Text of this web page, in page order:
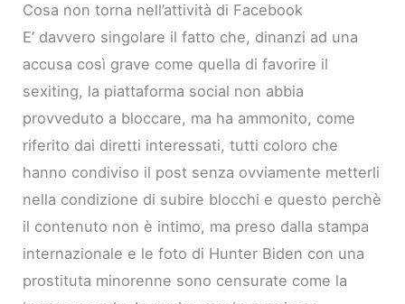
Cosa non torna nell’attività di Facebook
E’ davvero singolare il fatto che, dinanzi ad una
accusa così grave come quella di favorire il
sexiting, la piattaforma social non abbia
provveduto a bloccare, ma ha ammonito, come
riferito dai diretti interessati, tutti coloro che
hanno condiviso il post senza ovviamente metterli
nella condizione di subire blocchi e questo perchè
il contenuto non è intimo, ma preso dalla stampa
internazionale e le foto di Hunter Biden con una
prostituta minorenne sono censurate come la